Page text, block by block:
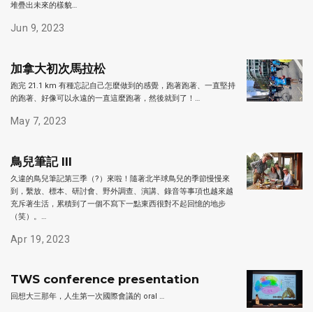
堆疊出未來的樣貌…
Jun 9, 2023
加拿大初次馬拉松
跑完 21.1 km 有種忘記自己怎麼做到的感覺，跑著跑著、一直堅持
的跑著、好像可以永遠的一直這麼跑著，然後就到了！…
May 7, 2023
鳥兒筆記 III
久違的鳥兒筆記第三季（?）來啦！隨著北半球鳥兒的季節慢慢來
到，繫放、標本、研討會、野外調查、演講、錄音等事項也越來越
充斥著生活，累積到了一個不寫下一點東西很對不起回憶的地步
（笑）。…
Apr 19, 2023
TWS conference presentation
回想大三那年，人生第一次國際會議的 oral …